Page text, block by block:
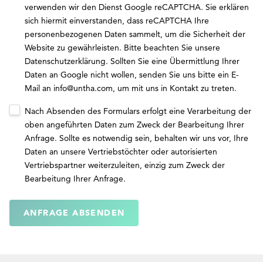
verwenden wir den Dienst Google reCAPTCHA. Sie erklären
sich hiermit einverstanden, dass reCAPTCHA Ihre
personenbezogenen Daten sammelt, um die Sicherheit der
Website zu gewährleisten. Bitte beachten Sie unsere
Datenschutzerklärung. Sollten Sie eine Übermittlung Ihrer
Daten an Google nicht wollen, senden Sie uns bitte ein E-
Mail an info@untha.com, um mit uns in Kontakt zu treten.
Nach Absenden des Formulars erfolgt eine Verarbeitung der
oben angeführten Daten zum Zweck der Bearbeitung Ihrer
Anfrage. Sollte es notwendig sein, behalten wir uns vor, Ihre
Daten an unsere Vertriebstöchter oder autorisierten
Vertriebspartner weiterzuleiten, einzig zum Zweck der
Bearbeitung Ihrer Anfrage.
ANFRAGE ABSENDEN